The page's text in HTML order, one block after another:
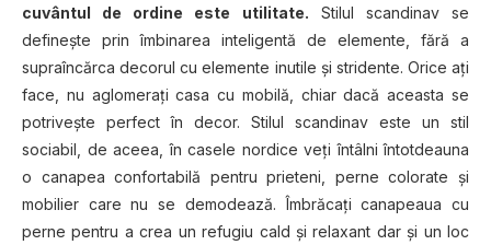
cuvântul de ordine este utilitate. Stilul scandinav se
definește prin îmbinarea inteligentă de elemente, fără a
supraîncărca decorul cu elemente inutile și stridente. Orice aţi
face, nu aglomeraţi casa cu mobilă, chiar dacă aceasta se
potriveşte perfect în decor. Stilul scandinav este un stil
sociabil, de aceea, în casele nordice veţi întâlni întotdeauna
o canapea confortabilă pentru prieteni, perne colorate şi
mobilier care nu se demodează. Îmbrăcaţi canapeaua cu
perne pentru a crea un refugiu cald și relaxant dar și un loc